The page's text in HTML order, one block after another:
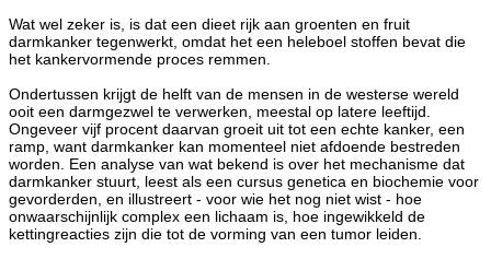
Wat wel zeker is, is dat een dieet rijk aan groenten en fruit
darmkanker tegenwerkt, omdat het een heleboel stoffen bevat die
het kankervormende proces remmen.
Ondertussen krijgt de helft van de mensen in de westerse wereld
ooit een darmgezwel te verwerken, meestal op latere leeftijd.
Ongeveer vijf procent daarvan groeit uit tot een echte kanker, een
ramp, want darmkanker kan momenteel niet afdoende bestreden
worden. Een analyse van wat bekend is over het mechanisme dat
darmkanker stuurt, leest als een cursus genetica en biochemie voor
gevorderden, en illustreert - voor wie het nog niet wist - hoe
onwaarschijnlijk complex een lichaam is, hoe ingewikkeld de
kettingreacties zijn die tot de vorming van een tumor leiden.